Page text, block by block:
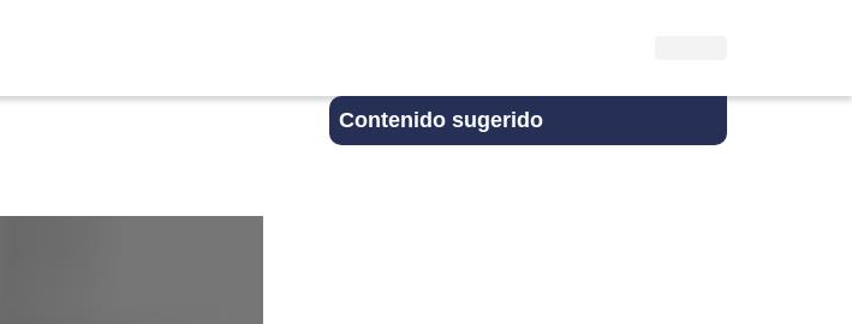
Contenido sugerido